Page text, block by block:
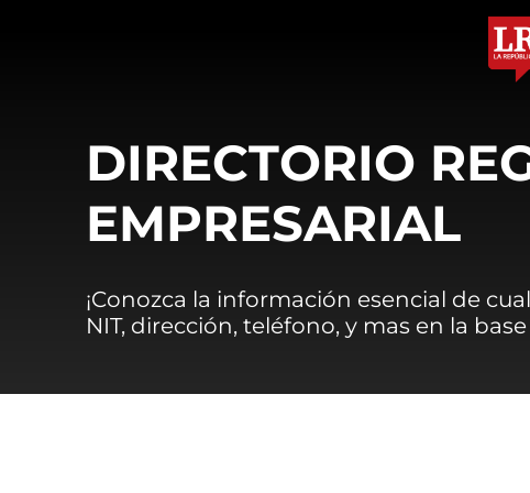
DIRECTORIO
EMPRESARIAL
¡Conozca la información esencial de
NIT, dirección, teléfono, y mas en la